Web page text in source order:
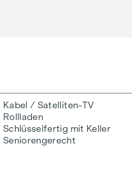
Kabel / Satelliten-TV
Rollladen
Schlüsselfertig mit Keller
Seniorengerecht